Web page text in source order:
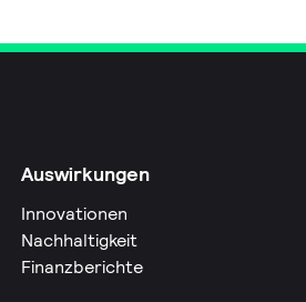
Auswirkungen
Innovationen
Nachhaltigkeit
Finanzberichte